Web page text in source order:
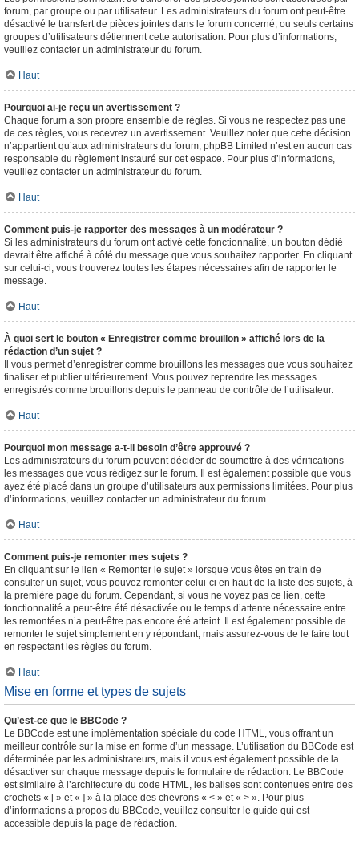
forum, par groupe ou par utilisateur. Les administrateurs du forum ont peut-être
désactivé le transfert de pièces jointes dans le forum concerné, ou seuls certains
groupes d’utilisateurs détiennent cette autorisation. Pour plus d’informations,
veuillez contacter un administrateur du forum.
Haut
Pourquoi ai-je reçu un avertissement ?
Chaque forum a son propre ensemble de règles. Si vous ne respectez pas une
de ces règles, vous recevrez un avertissement. Veuillez noter que cette décision
n’appartient qu’aux administrateurs du forum, phpBB Limited n’est en aucun cas
responsable du règlement instauré sur cet espace. Pour plus d’informations,
veuillez contacter un administrateur du forum.
Haut
Comment puis-je rapporter des messages à un modérateur ?
Si les administrateurs du forum ont activé cette fonctionnalité, un bouton dédié
devrait être affiché à côté du message que vous souhaitez rapporter. En cliquant
sur celui-ci, vous trouverez toutes les étapes nécessaires afin de rapporter le
message.
Haut
À quoi sert le bouton « Enregistrer comme brouillon » affiché lors de la
rédaction d’un sujet ?
Il vous permet d’enregistrer comme brouillons les messages que vous souhaitez
finaliser et publier ultérieurement. Vous pouvez reprendre les messages
enregistrés comme brouillons depuis le panneau de contrôle de l’utilisateur.
Haut
Pourquoi mon message a-t-il besoin d’être approuvé ?
Les administrateurs du forum peuvent décider de soumettre à des vérifications
les messages que vous rédigez sur le forum. Il est également possible que vous
ayez été placé dans un groupe d’utilisateurs aux permissions limitées. Pour plus
d’informations, veuillez contacter un administrateur du forum.
Haut
Comment puis-je remonter mes sujets ?
En cliquant sur le lien « Remonter le sujet » lorsque vous êtes en train de
consulter un sujet, vous pouvez remonter celui-ci en haut de la liste des sujets, à
la première page du forum. Cependant, si vous ne voyez pas ce lien, cette
fonctionnalité a peut-être été désactivée ou le temps d’attente nécessaire entre
les remontées n’a peut-être pas encore été atteint. Il est également possible de
remonter le sujet simplement en y répondant, mais assurez-vous de le faire tout
en respectant les règles du forum.
Haut
Mise en forme et types de sujets
Qu’est-ce que le BBCode ?
Le BBCode est une implémentation spéciale du code HTML, vous offrant un
meilleur contrôle sur la mise en forme d’un message. L’utilisation du BBCode est
déterminée par les administrateurs, mais il vous est également possible de la
désactiver sur chaque message depuis le formulaire de rédaction. Le BBCode
est similaire à l’architecture du code HTML, les balises sont contenues entre des
crochets « [ » et « ] » à la place des chevrons « < » et « > ». Pour plus
d’informations à propos du BBCode, veuillez consulter le guide qui est
accessible depuis la page de rédaction.